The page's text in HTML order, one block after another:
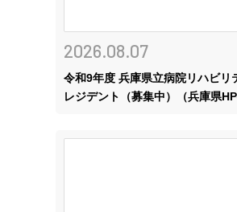
2026.08.07
令和9年度 兵庫県立病院リハビリ
レジデント（募集中）（兵庫県HP